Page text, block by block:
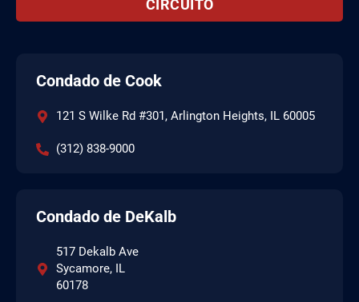
CIRCUITO
Condado de Cook
121 S Wilke Rd #301, Arlington Heights, IL 60005
(312) 838-9000
Condado de DeKalb
517 Dekalb Ave
Sycamore, IL
60178